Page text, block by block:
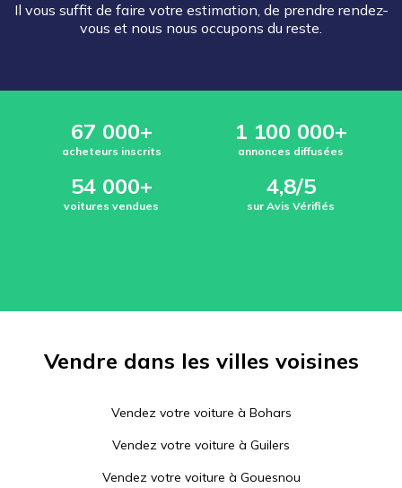
Il vous suffit de faire votre estimation, de prendre rendez-
vous et nous nous occupons du reste.
67 000+
acheteurs inscrits
1 100 000+
annonces diffusées
54 000+
voitures vendues
4,8/5
sur Avis Vérifiés
Vendre dans les villes voisines
Vendez votre voiture à Bohars
Vendez votre voiture à Guilers
Vendez votre voiture à Gouesnou